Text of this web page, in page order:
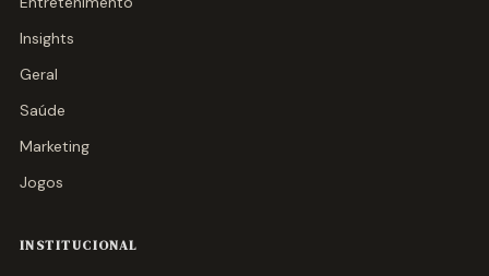
Insights
Geral
Saúde
Marketing
Jogos
INSTITUCIONAL